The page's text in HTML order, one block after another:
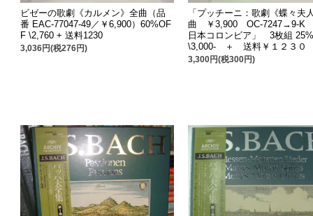
ビゼーの歌劇《カルメン》全曲（品
番 EAC-77047-49／￥6,900）60%OF
F \2,760 + 送料1230
3,036円(税276円)
「プッチーニ：歌劇《蝶々夫
曲 ￥3,900 OC-7247→9-K
日本コロンビア」 3枚組
\3,000- ＋ 送料￥１２３０
3,300円(税300円)